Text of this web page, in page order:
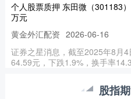
个人股票质押 东田微（301183
万元
黄金外汇配资 2026-06-16
证券之星消息，截至2025年8月
64.59元，下跌1.9%，换手率
股票融资比利 玩具相机成出片神
股指